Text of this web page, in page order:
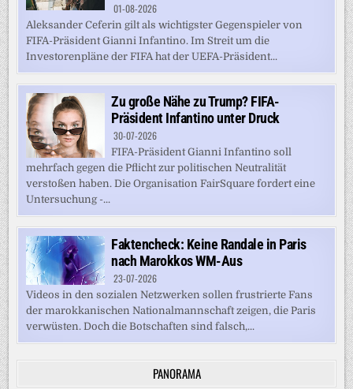
01-08-2026
Aleksander Ceferin gilt als wichtigster Gegenspieler von
FIFA-Präsident Gianni Infantino. Im Streit um die
Investorenpläne der FIFA hat der UEFA-Präsident...
Zu große Nähe zu Trump? FIFA-
Präsident Infantino unter Druck
30-07-2026
FIFA-Präsident Gianni Infantino soll
mehrfach gegen die Pflicht zur politischen Neutralität
verstoßen haben. Die Organisation FairSquare fordert eine
Untersuchung -...
Faktencheck: Keine Randale in Paris
nach Marokkos WM-Aus
23-07-2026
Videos in den sozialen Netzwerken sollen frustrierte Fans
der marokkanischen Nationalmannschaft zeigen, die Paris
verwüsten. Doch die Botschaften sind falsch,...
PANORAMA